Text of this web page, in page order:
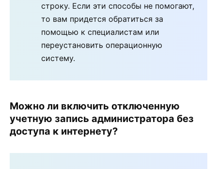
строку. Если эти способы не помогают,
то вам придется обратиться за
помощью к специалистам или
переустановить операционную
систему.
Можно ли включить отключенную
учетную запись администратора без
доступа к интернету?